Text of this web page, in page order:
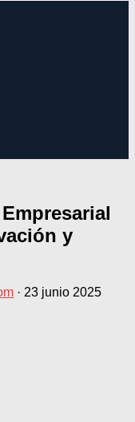
y
· 23 junio 2025